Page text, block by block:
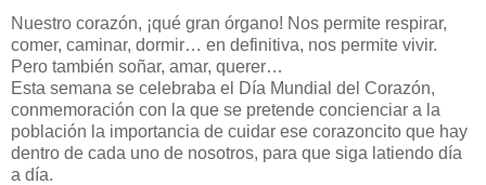
Nuestro corazón, ¡qué gran órgano! Nos permite respirar,
comer, caminar, dormir… en definitiva, nos permite vivir.
Pero también soñar, amar, querer…
Esta semana se celebraba el Día Mundial del Corazón,
conmemoración con la que se pretende concienciar a la
población la importancia de cuidar ese corazoncito que hay
dentro de cada uno de nosotros, para que siga latiendo día
a día.